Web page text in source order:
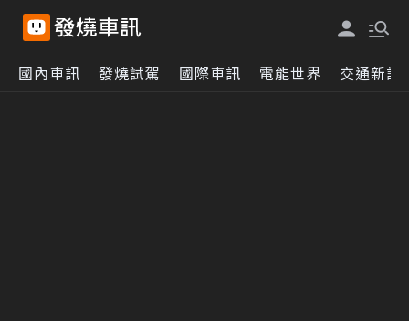
國內車訊 發燒試駕 國際車訊 電能世界 交通新訊